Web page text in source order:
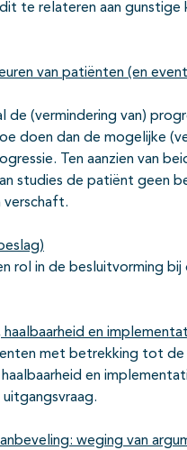
te relateren aan gunstige
van patiënten (en
de (vermindering van)
doen dan de mogelijke
Ten aanzien van
studies de patiënt geen
verschaft.
rol in de besluitvorming bij
haalbaarheid en
met betrekking tot de
en
weging van